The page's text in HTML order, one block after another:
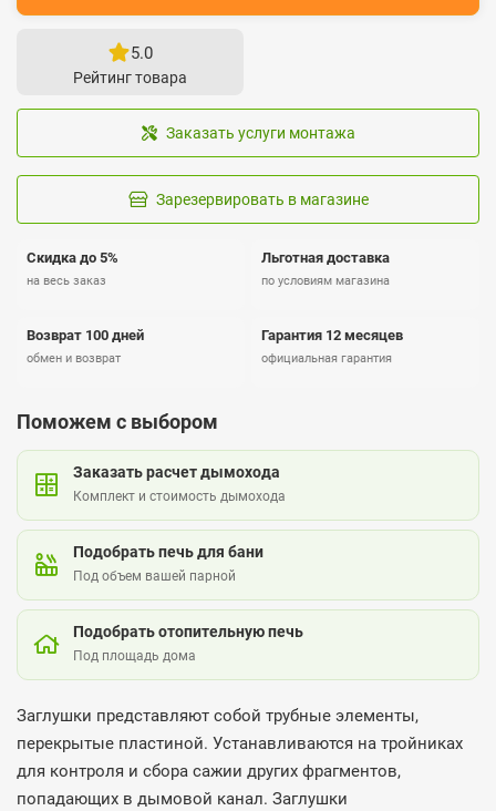
5.0
Рейтинг товара
Заказать услуги монтажа
Зарезервировать в магазине
Скидка до 5%
на весь заказ
Льготная доставка
по условиям магазина
Возврат 100 дней
обмен и возврат
Гарантия 12 месяцев
официальная гарантия
Поможем с выбором
Заказать расчет дымохода
Комплект и стоимость дымохода
Подобрать печь для бани
Под объем вашей парной
Подобрать отопительную печь
Под площадь дома
Заглушки представляют собой трубные элементы,
перекрытые пластиной. Устанавливаются на тройниках
для контроля и сбора сажии других фрагментов,
попадающих в дымовой канал. Заглушки